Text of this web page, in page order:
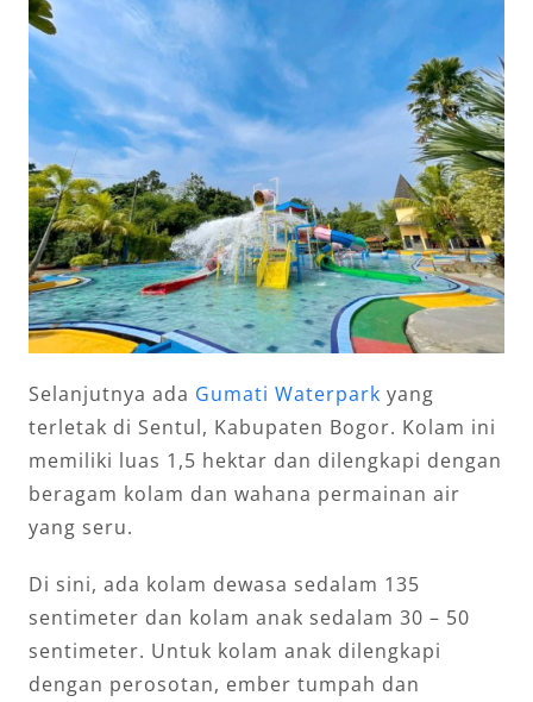
Selanjutnya ada Gumati Waterpark yang
terletak di Sentul, Kabupaten Bogor. Kolam ini
memiliki luas 1,5 hektar dan dilengkapi dengan
beragam kolam dan wahana permainan air
yang seru.
Di sini, ada kolam dewasa sedalam 135
sentimeter dan kolam anak sedalam 30 – 50
sentimeter. Untuk kolam anak dilengkapi
dengan perosotan, ember tumpah dan